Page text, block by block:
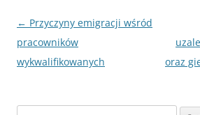
Nawigacja
wpisu
← Przyczyny emigracji wśród
pracowników
wykwalifikowanych
oraz